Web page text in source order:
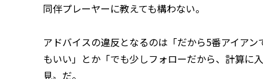
同伴プレーヤーに教えても構わない。
アドバイスの違反となるのは「だから5番アイア
もいい」とか「でも少しフォローだから、計算に
見〟だ。